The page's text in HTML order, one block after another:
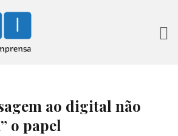
ao digital não
o papel